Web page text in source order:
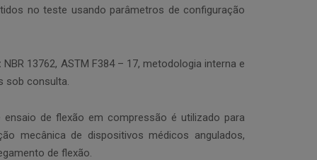
no teste usando parâmetros de configuração
NBR 13762, ASTM F384 – 17, metodologia interna e
sob consulta.
ensaio de flexão em compressão é utilizado para
mecânica de dispositivos médicos angulados,
de flexão.